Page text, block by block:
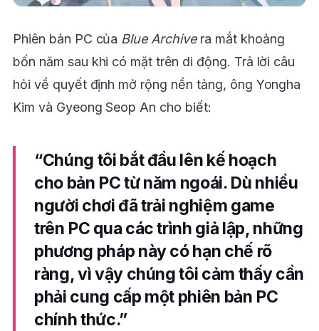
Phiên bản PC của Blue Archivera mắt khoảng
bốn năm sau khi có mặt trên di động. Trả lời câu
hỏi về quyết định mở rộng nền tảng, ông Yongha
Kim và Gyeong Seop An cho biết:
“Chúng tôi bắt đầu lên kế hoạch
cho bản PC từ năm ngoái. Dù nhiều
người chơi đã trải nghiệm game
trên PC qua các trình giả lập, những
phương pháp này có hạn chế rõ
ràng, vì vậy chúng tôi cảm thấy cần
phải cung cấp một phiên bản PC
chính thức.”